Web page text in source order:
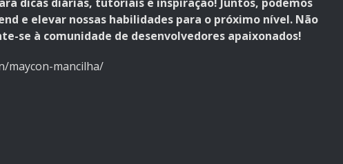
e elevar nossas habilidades para o próximo nível. Não
se à comunidade de desenvolvedores apaixonados!
maycon-mancilha/